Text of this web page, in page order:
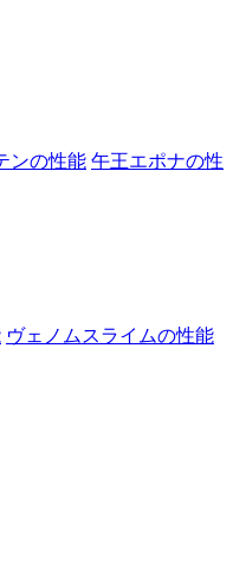
ンの性能 午王エポナの性
ヴェノムスライムの性能